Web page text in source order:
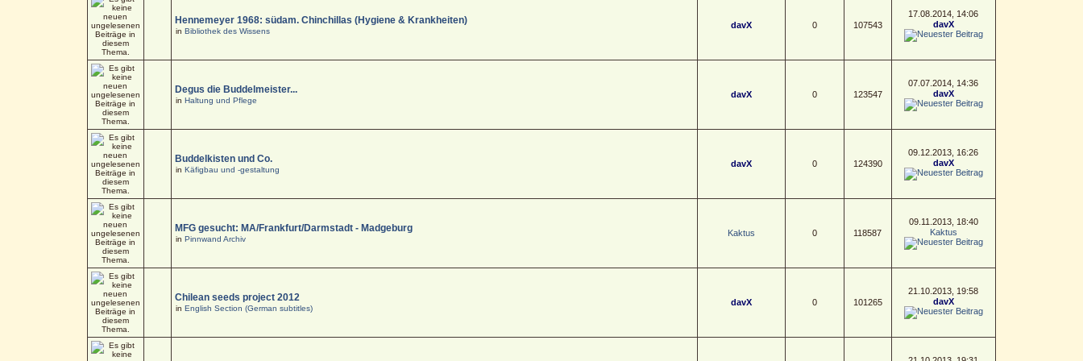
Hennemeyer 1968: südam. Chinchillas (Hygiene & Krankheiten)
in Bibliothek des Wissens
davX 0 107543
17.08.2014, 14:06
davX
Degus die Buddelmeister...
in Haltung und Pflege
davX 0 123547
07.07.2014, 14:36
davX
Buddelkisten und Co.
in Käfigbau und -gestaltung
davX 0 124390
09.12.2013, 16:26
davX
MFG gesucht: MA/Frankfurt/Darmstadt - Madgeburg
in Pinnwand Archiv
Kaktus 0 118587
09.11.2013, 18:40
Kaktus
Chilean seeds project 2012
in English Section (German subtitles)
davX 0 101265
21.10.2013, 19:58
davX